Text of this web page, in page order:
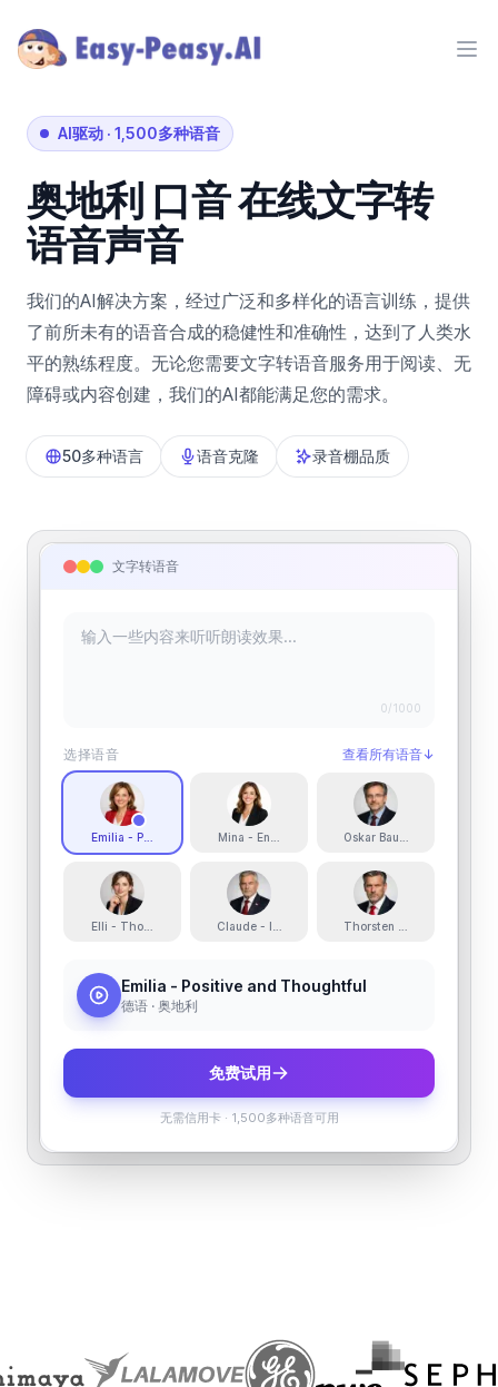
AI驱动 · 1,500多种语音
奥地利 口音在线文字转
语音声音
我们的AI解决方案，经过广泛和多样化的语言训练，提供
了前所未有的语音合成的稳健性和准确性，达到了人类水
平的熟练程度。无论您需要文字转语音服务用于阅读、无
障碍或内容创建，我们的AI都能满足您的需求。
50多种语言 语音克隆 录音棚品质
文字转语音
0/1000
选择语音 查看所有语音↓
Emilia - Positive and ThoughtfulMina - Energetic and CheerfulOskar Baumann - Calm
Elli - Thoughtful and LovelyClaude - Informational Thorsten - Strict and
Emilia - Positive and Thoughtful
德语 · 奥地利
免费试用
无需信用卡· 1,500多种语音可用